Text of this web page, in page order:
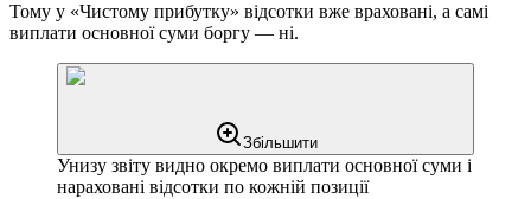
Тому у «Чистому прибутку» відсотки вже враховані, а самі
виплати основної суми боргу — ні.
Збільшити
Унизу звіту видно окремо виплати основної суми і
нараховані відсотки по кожній позиції